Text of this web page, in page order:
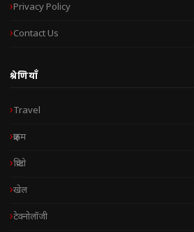
Privacy Policy
Contact Us
श्रेणियाँ
Travel
क्राइम
क्रिप्टो
खेल
टेक्नोलॉजी